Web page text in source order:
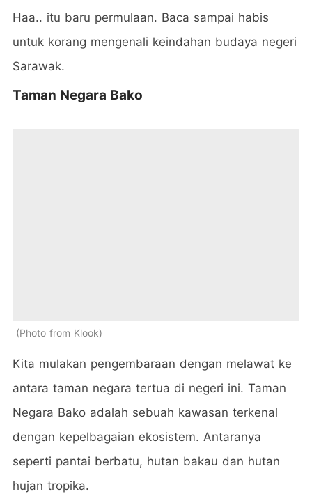
Haa.. itu baru permulaan. Baca sampai habis
untuk korang mengenali keindahan budaya negeri
Sarawak.
Taman Negara Bako
Photo from Klook
Kita mulakan pengembaraan dengan melawat ke
antara taman negara tertua di negeri ini. Taman
Negara Bako adalah sebuah kawasan terkenal
dengan kepelbagaian ekosistem. Antaranya
seperti pantai berbatu, hutan bakau dan hutan
hujan tropika.